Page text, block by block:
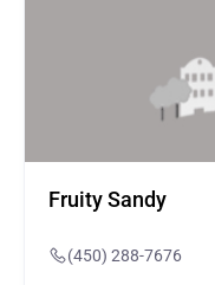
Fruity Sandy
(450) 288-7676